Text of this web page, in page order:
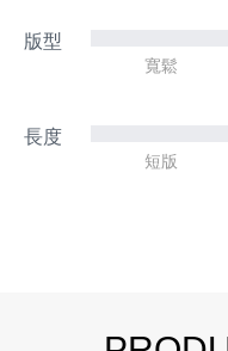
寬鬆
短版